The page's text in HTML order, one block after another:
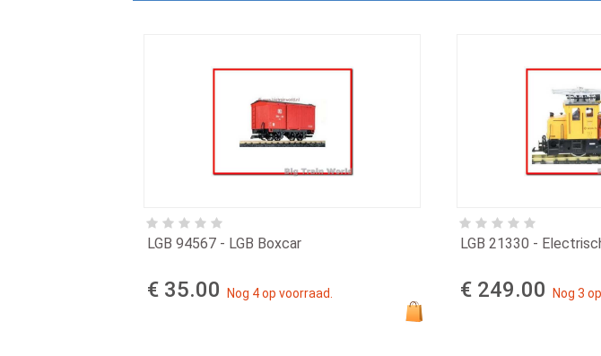
LGB 94567 - LGB Boxcar
€ 35.00 Nog 4 op voorraad.
LGB 21330 -
€ 249.00 Nog 3